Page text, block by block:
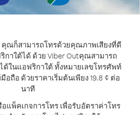
ณก็สามารถโทรด้วยคุณภาพเสียงที่ดี
าใต้ได้ ด้วย Viber Outคุณสามารถ
ด้ในแอฟริกาใต้ ทั้งหมายเลขโทรศัพท์
ถือ ด้วยราคาเริ่มต้นเพียง 19.8 ¢ ต่อ
นาที
แพ็คเกจการโทร เพื่อรับอัตราค่าโทร